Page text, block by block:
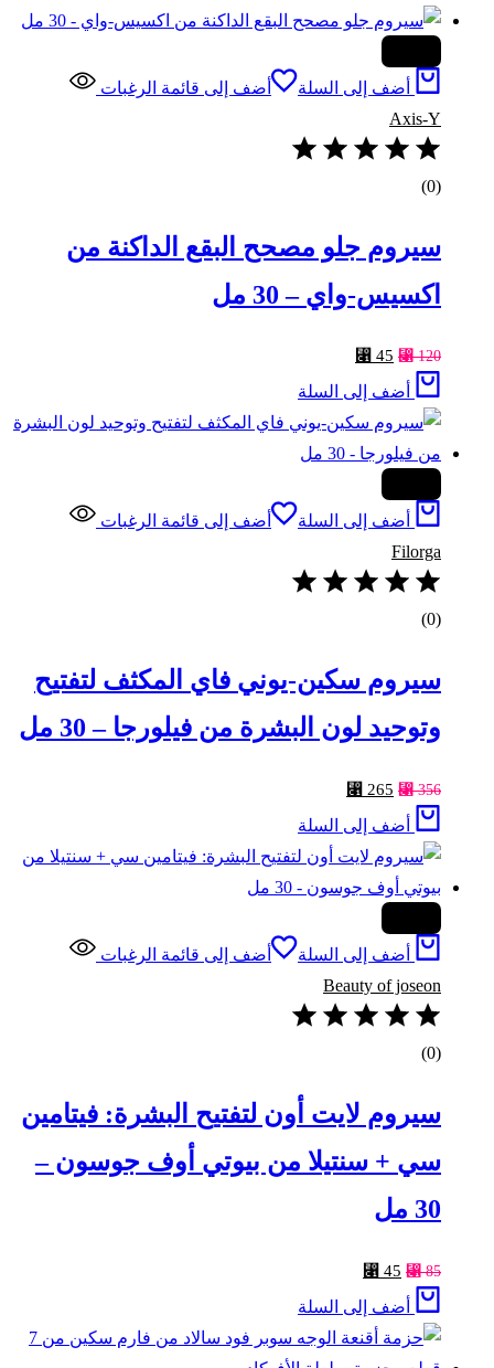
⃁ 75.
هو:
أضف إلى السلة
أضف إلى قائمة الرغبات
Axis-Y
(0)
سيروم جلو مصحح البقع الداكنة من
اكسيس-واي – 30 مل
⃁120
السعر
الأصلي
⃁ 45
الحالي
هو:
⃁ 45.
أضف إلى السلة
أضف إلى السلة
أضف إلى قائمة الرغبات
Filorga
(0)
سيروم سكين-يوني فاي المكثف لتفتيح
وتوحيد لون البشرة من فيلورجا – 30 مل
⃁356
السعر
الأصلي
⃁ 356.
⃁ 265
الحالي
هو:
أضف إلى السلة
أضف إلى السلة
أضف إلى قائمة الرغبات
Beauty of joseon
(0)
سيروم لايت أون لتفتيح البشرة: فيتامين
سي + سنتيلا من بيوتي أوف جوسون –
30 مل
⃁85
السعر
الأصلي
⃁ 45
الحالي
أضف إلى السلة